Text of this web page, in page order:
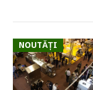
NOUTĂȚI